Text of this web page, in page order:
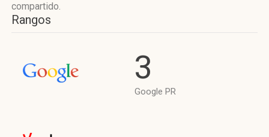
compartido.
Rangos
3
Google PR